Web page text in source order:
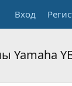
Вход
Yamaha